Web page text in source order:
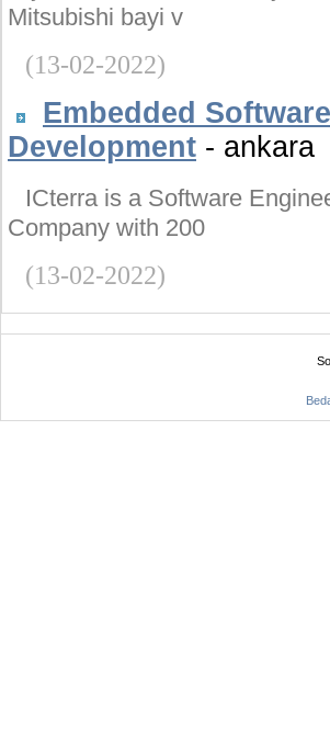
Mitsubishi bayi v
(13-02-2022)
Embedded Software
Development - ankara
ICterra is a Software
Company with 200
(13-02-2022)